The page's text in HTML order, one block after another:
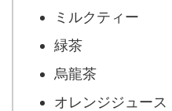
ミルクティー
緑茶
烏龍茶
オレンジジュース